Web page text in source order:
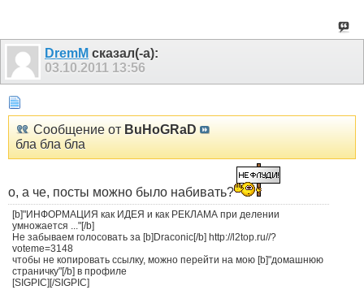
DremM сказал(-а):
03.10.2011 13:56
Сообщение от BuHoGRaD
бла бла бла
о, а че, посты можно было набивать?
[b]"ИНФОРМАЦИЯ как ИДЕЯ и как РЕКЛАМА при делении
умножается ..."[/b]
Не забываем голосовать за [b]Draconic[/b] http://l2top.ru//?
voteme=3148
чтобы не копировать ссылку, можно перейти на мою [b]"домашнюю
страничку"[/b] в профиле
[SIGPIC][/SIGPIC]